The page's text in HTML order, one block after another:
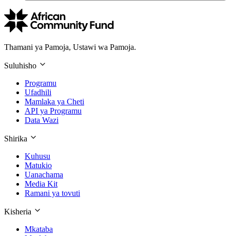
Thamani ya Pamoja, Ustawi wa Pamoja.
Suluhisho
Programu
Ufadhili
Mamlaka ya Cheti
API ya Programu
Data Wazi
Shirika
Kuhusu
Matukio
Uanachama
Media Kit
Ramani ya tovuti
Kisheria
Mkataba